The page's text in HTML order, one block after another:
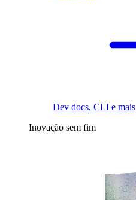
Dev docs, CLI e mais
Inovação sem fim